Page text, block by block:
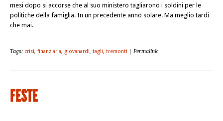
mesi dopo si accorse che al suo ministero tagliarono i soldini per le
politiche della famiglia. In un precedente anno solare. Ma meglio tardi
che mai.
Tags: crisi finanziaria giovanardi tagli tremonti | Permalink
FESTE